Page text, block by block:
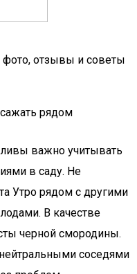
фото, отзывы и советы
рядом
важно учитывать
в саду. Не
Утро рядом с другими
В качестве
черной смородины.
соседями